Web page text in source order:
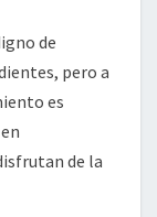
de
pero a
es
de la